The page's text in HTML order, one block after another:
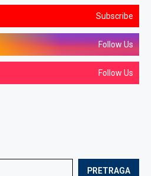
Subscribe
Follow Us
Follow Us
PRETRAGA